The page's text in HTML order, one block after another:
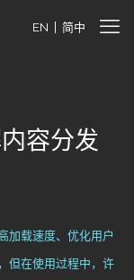
EN 简中
容分发
加载速度、优化用户
但在使用过程中，许